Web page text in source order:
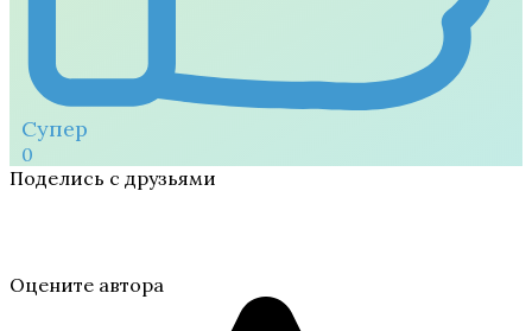
Супер
0
Поделись с друзьями
Оцените автора